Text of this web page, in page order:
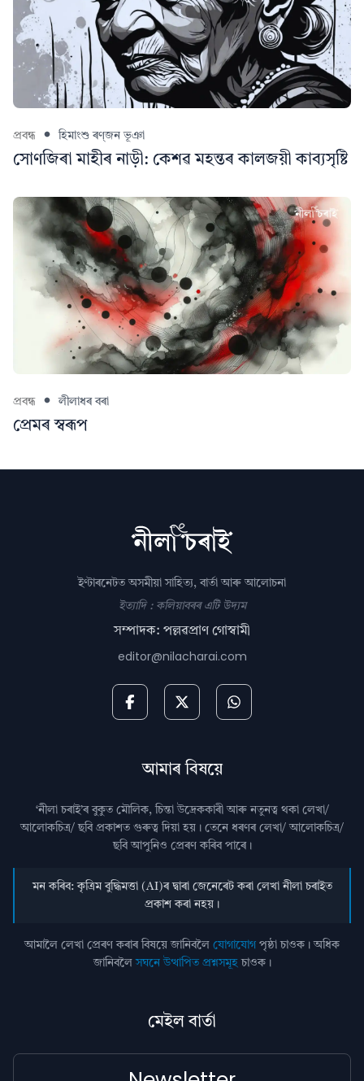
প্ৰবন্ধ হিমাংশু ৰণ্‌জন ভূঞা
সোণজিৰা মাহীৰ নাড়ী: কেশৱ মহন্তৰ কালজয়ী কাব্যসৃষ্টি
প্ৰবন্ধ লীলাধৰ বৰা
প্ৰেমৰ স্বৰূপ
ইণ্টাৰনেটত অসমীয়া সাহিত্য, বাৰ্তা আৰু আলোচনা
ইত্যাদি : কলিয়াবৰৰ এটি উদ্যম
সম্পাদক: পল্লৱপ্ৰাণ গোস্বামী
editor@nilacharai.com
আমাৰ বিষয়ে
‘নীলা চৰাই’ৰ বুকুত মৌলিক, চিন্তা উদ্রেককাৰী আৰু নতুনত্ব থকা লেখা/
আলোকচিত্ৰ/ ছবি প্রকাশত গুৰুত্ব দিয়া হয়। তেনে ধৰণৰ লেখা/ আলোকচিত্ৰ/
ছবি আপুনিও প্রেৰণ কৰিব পাৰে।
মন কৰিব: কৃত্ৰিম বুদ্ধিমত্তা (AI)ৰ দ্বাৰা জেনেৰেট কৰা লেখা নীলা চৰাইত
প্ৰকাশ কৰা নহয়।
আমালৈ লেখা প্ৰেৰণ কৰাৰ বিষয়ে জানিবলৈ যোগাযোগ পৃষ্ঠা চাওক। অধিক
জানিবলৈসঘনে উত্থাপিত প্ৰশ্নসমূহচাওক।
মেইল বাৰ্তা